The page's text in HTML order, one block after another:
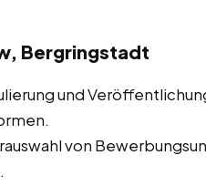
Bergringstadt
und
von